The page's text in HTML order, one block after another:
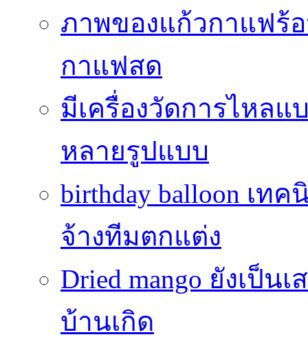
ภาพของแก้วกาแฟร้
กาแฟสด
มีเครื่องวัดการไหล
หลายรูปแบบ
birthday balloon เท
จ้างทีมตกแต่ง
Dried mango ยังเป็น
บ้านเกิด